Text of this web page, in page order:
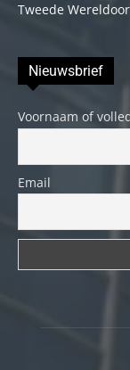
Tweede
Nieuwsbrief
Voornaam of
Email